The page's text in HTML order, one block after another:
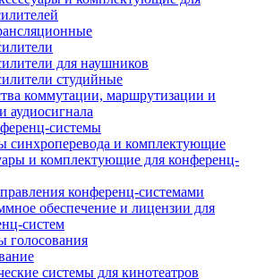
для наушников
студийные
коммутации, маршрутизации и
аудиосигнала
системы
синхроперевода и комплектующие
и комплектующие для конференц-
конференц-системами
обеспечение и лицензии для
систем
голосования
системы для кинотеатров